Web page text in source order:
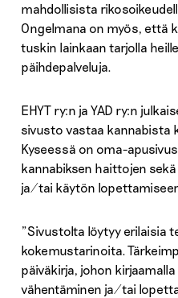
mahdollisista
Ongelmana on myös, että
tuskin lainkaan tarjolla
päihdepalveluja.
EHYT ry:n ja YAD ry:n
sivusto vastaa kannabista
Kyseessä on oma-
kannabiksen haittojen
ja/tai käytön
”Sivustolta löytyy erilaisia
kokemustarinoita.
päiväkirja, johon
vähentäminen ja/tai